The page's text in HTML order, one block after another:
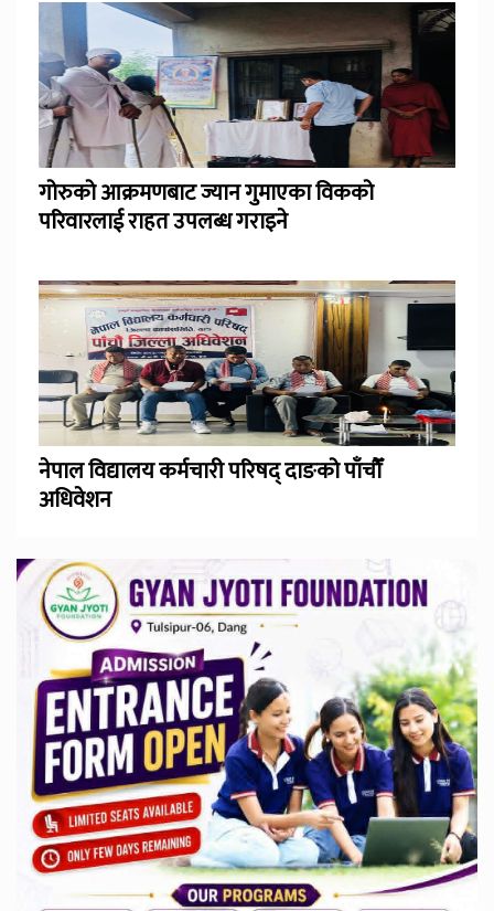
गोरुको आक्रमणबाट ज्यान गुमाएका विकको
परिवारलाई राहत उपलब्ध गराइने
नेपाल विद्यालय कर्मचारी परिषद् दाङको पाँचौँ
अधिवेशन